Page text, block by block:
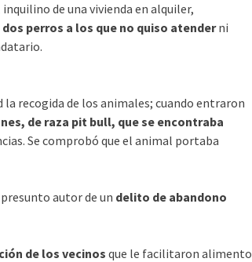
de una vivienda en alquiler,
perros a los que no quiso atenderni
recogida de los animales; cuando entraron
de raza pit bull, que se encontraba
Se comprobó que el animal portaba
autor de un delito de abandono
de los vecinosque le facilitaron alimento